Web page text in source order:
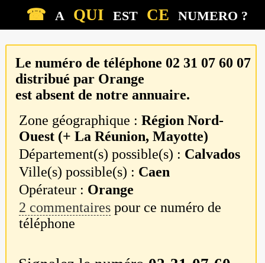
☎ A QUI EST CE NUMERO ?
Le numéro de téléphone 02 31 07 60 07
distribué par Orange
est absent de notre annuaire.
Zone géographique :Région Nord-
Ouest (+ La Réunion, Mayotte)
Département(s) possible(s) : Calvados
Ville(s) possible(s) : Caen
Opérateur : Orange
2 commentaires pour ce numéro de
téléphone